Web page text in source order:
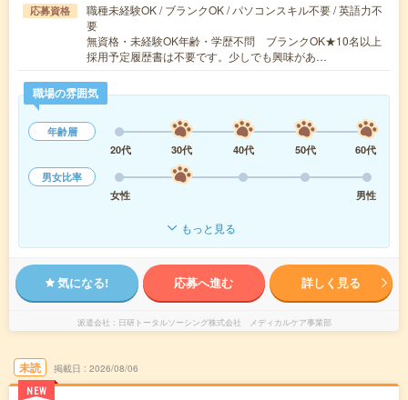
応募資格
職種未経験OK / ブランクOK / パソコンスキル不要 / 英語力不
要
無資格・未経験OK年齢・学歴不問 ブランクOK★10名以上
採用予定履歴書は不要です。少しでも興味があ…
職場の雰囲気
年齢層
20代
30代 40代 50代
60代
男女比率
女性
男性
もっと見る
気になる! 応募へ進む 詳しく見る
派遣会社 日研トータルソーシング株式会社 メディカルケア事業部
未読
NEW
掲載日 2026/08/06